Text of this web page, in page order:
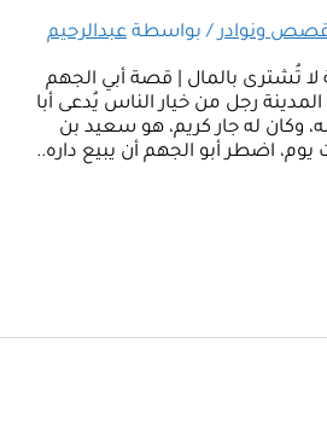
ونوادر / بواسطة عبدالرحيم
لا تُشترى بالمال | قصة أبي الجهم
رجل من خيار الناس يُدعى أبا
وكان له جار كريم، هو سعيد بن
اضطر أبو الجهم أن يبيع داره..